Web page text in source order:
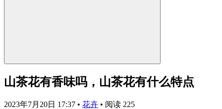
山茶花有香味吗，山茶花有什么特点
2023年7月20日 17:37 • 花卉 • 阅读 225